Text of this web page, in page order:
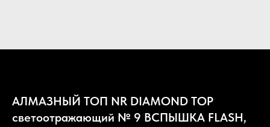
АЛМАЗНЫЙ ТОП NR DIAMOND TOP
светоотражающий № 9 ВСПЫШКА FLASH,